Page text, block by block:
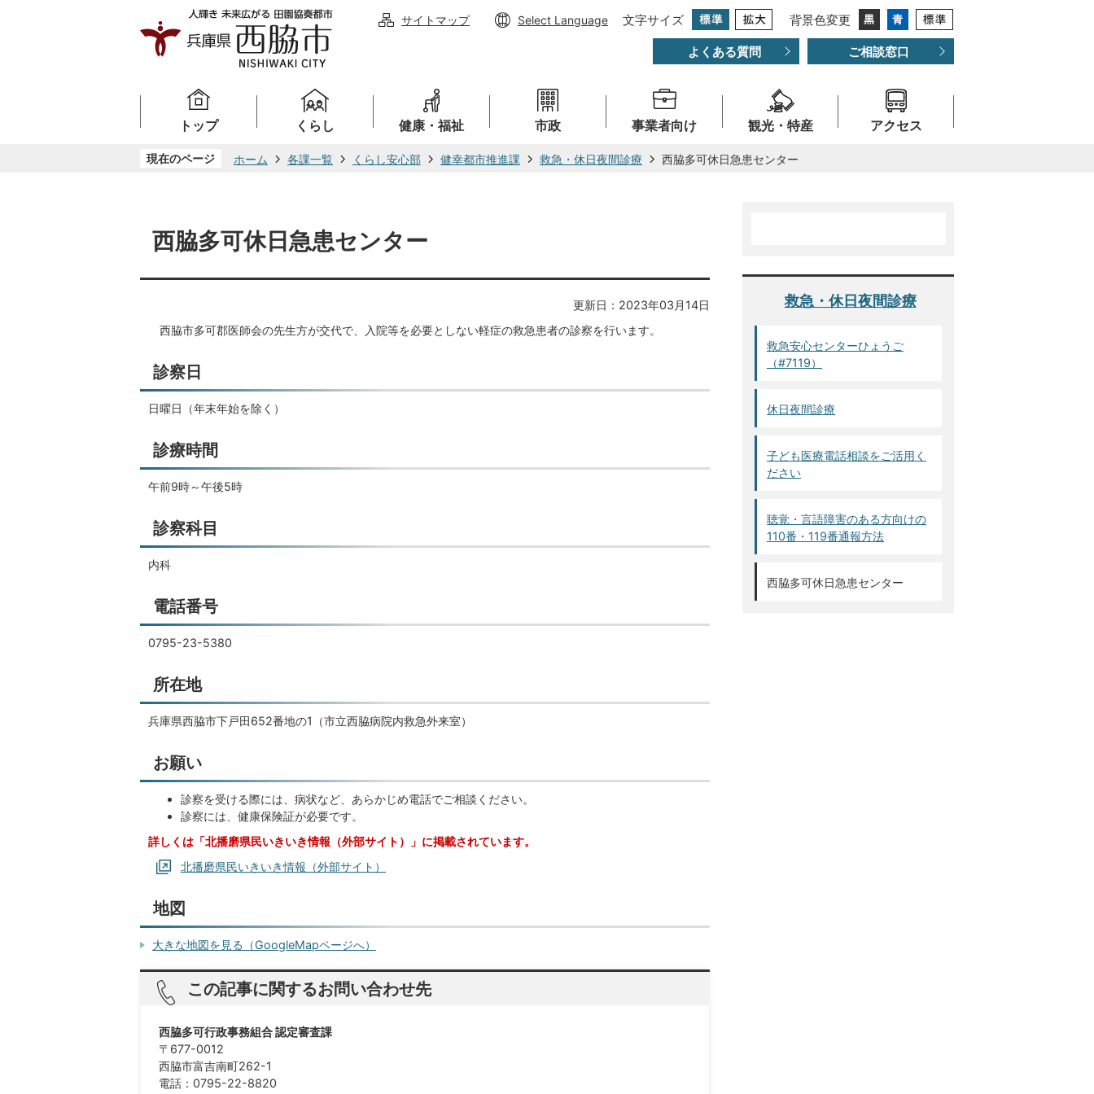
サイトマップ Select Language 文字サイズ 背景色変更
よくある質問 ご相談窓口
トップ くらし 健康・福祉 市政 事業者向け 観光・特産 アクセス
現在のページ ホーム 各課一覧 くらし安心部 健幸都市推進課 救急・休日夜間診療 西脇多可休日急患センター
西脇多可休日急患センター
更新日：2023年03月14日
西脇市多可郡医師会の先生方が交代で、入院等を必要としない軽症の救急患者の診察を行います。
診察日
日曜日（年末年始を除く）
診療時間
午前9時～午後5時
診察科目
内科
電話番号
0795-23-5380
所在地
兵庫県西脇市下戸田652番地の1（市立西脇病院内救急外来室）
お願い
診察を受ける際には、病状など、あらかじめ電話でご相談ください。
診察には、健康保険証が必要です。
詳しくは「北播磨県民いきいき情報（外部サイト）」に掲載されています。
北播磨県民いきいき情報（外部サイト）
地図
大きな地図を見る（GoogleMapページへ）
この記事に関するお問い合わせ先
西脇多可行政事務組合 認定審査課
〒677-0012
西脇市富吉南町262-1
電話：0795-22-8820
救急・休日夜間診療
救急安心センターひょうご
（#7119）
休日夜間診療
子ども医療電話相談をご活用く
ださい
聴覚・言語障害のある方向けの
110番・119番通報方法
西脇多可休日急患センター